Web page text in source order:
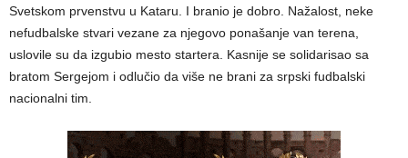
Svetskom prvenstvu u Kataru. I branio je dobro. Nažalost, neke
nefudbalske stvari vezane za njegovo ponašanje van terena,
uslovile su da izgubio mesto startera. Kasnije se solidarisao sa
bratom Sergejom i odlučio da više ne brani za srpski fudbalski
nacionalni tim.